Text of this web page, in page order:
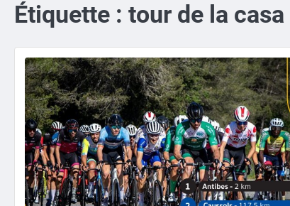
Étiquette : tour de la casa